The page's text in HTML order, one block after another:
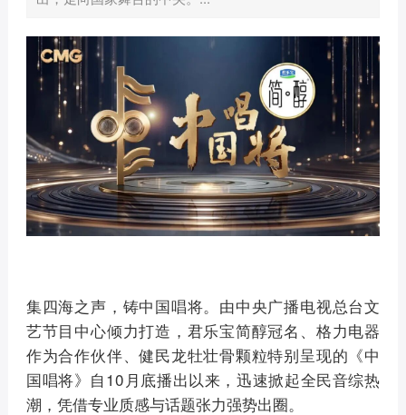
集四海之声，铸中国唱将。由中央广播电视总台文
艺节目中心倾力打造，君乐宝简醇冠名、格力电器
作为合作伙伴、健民龙牡壮骨颗粒特别呈现的《中
国唱将》自10月底播出以来，迅速掀起全民音综热
潮，凭借专业质感与话题张力强势出圈。